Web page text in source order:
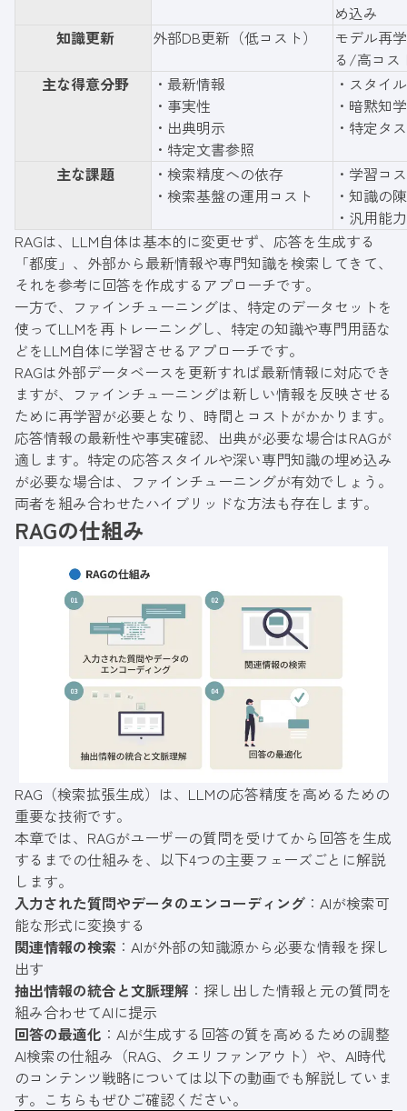
め込み
知識更新
外部DB更新（低コスト）
モデル再
る/高コス
主な得意分野
・最新情報
・事実性
・出典明示
・特定文書参照
・スタイ
・暗黙知
・特定タ
主な課題
・検索精度への依存
・検索基盤の運用コスト
・学習コ
・知識の
・汎用能
RAGは、LLM自体は基本的に変更せず、応答を生成する
「都度」、外部から最新情報や専門知識を検索してきて、
それを参考に回答を作成するアプローチです。
一方で、ファインチューニングは、特定のデータセットを
使ってLLMを再トレーニングし、特定の知識や専門用語な
どをLLM自体に学習させるアプローチです。
RAGは外部データベースを更新すれば最新情報に対応でき
ますが、ファインチューニングは新しい情報を反映させる
ために再学習が必要となり、時間とコストがかかります。
応答情報の最新性や事実確認、出典が必要な場合はRAGが
適します。特定の応答スタイルや深い専門知識の埋め込み
が必要な場合は、ファインチューニングが有効でしょう。
両者を組み合わせたハイブリッドな方法も存在します。
RAGの仕組み
RAG（検索拡張生成）は、LLMの応答精度を高めるための
重要な技術です。
本章では、RAGがユーザーの質問を受けてから回答を生成
するまでの仕組みを、以下4つの主要フェーズごとに解説
します。
入力された質問やデータのエンコーディング ：AIが検索可
能な形式に変換する
関連情報の検索 ：AIが外部の知識源から必要な情報を探し
出す
抽出情報の統合と文脈理解 ：探し出した情報と元の質問を
組み合わせてAIに提示
回答の最適化 ：AIが生成する回答の質を高めるための調整
AI検索の仕組み（RAG、クエリファンアウト）や、AI時代
のコンテンツ戦略については以下の動画でも解説していま
す。こちらもぜひご確認ください。